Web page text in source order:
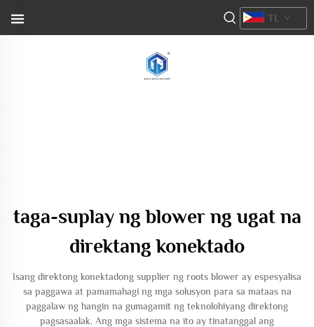
TL
taga-suplay ng blower ng ugat na
direktang konektado
Isang direktong konektadong supplier ng roots blower ay espesyalisa
sa paggawa at pamamahagi ng mga solusyon para sa mataas na
paggalaw ng hangin na gumagamit ng teknolohiyang direktong
pagsasaalak. Ang mga sistema na ito ay tinatanggal ang